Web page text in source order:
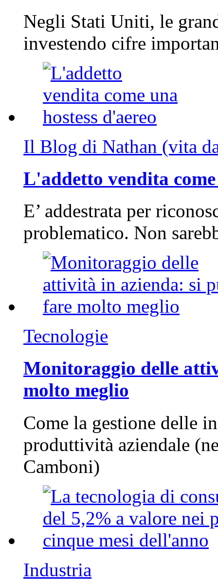
Negli Stati Uniti, le
investendo cifre
Il Blog di Nathan (vita
L'addetto vendita
E’ addestrata per
problematico. Non
Tecnologie
Monitoraggio delle
molto meglio
Come la gestione delle
produttività aziendale
Camboni)
Industria